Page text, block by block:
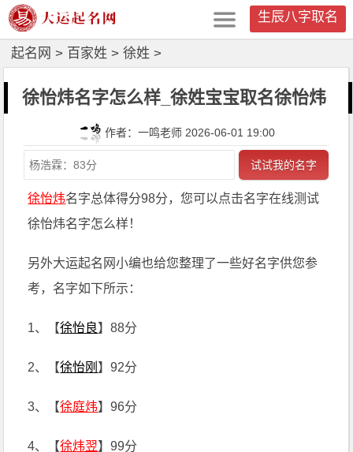
生辰八字取名
起名网 > 百家姓 >徐姓 >
徐怡炜名字怎么样_徐姓宝宝取名徐怡炜
作者：一鸣老师 2026-06-01 19:00
试试我的名字
徐怡炜名字总体得分98分，您可以点击名字在线测试
徐怡炜名字怎么样！
另外大运起名网小编也给您整理了一些好名字供您参
考，名字如下所示：
1、【徐怡良】88分
2、【徐怡刚 】92分
3、【徐庭炜】96分
4、【徐炜翌】99分